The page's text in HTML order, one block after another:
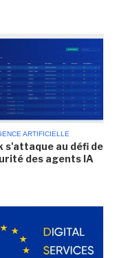
ARTIFICIELLE
s'attaque au défi de
des agents IA